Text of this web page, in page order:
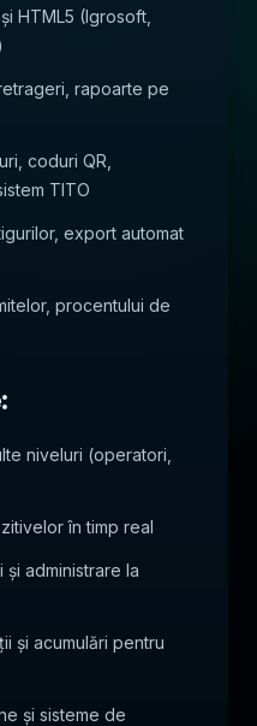
HTML5 (Igrosoft,
rapoarte pe
coduri QR,
TITO
export automat
procentului de
niveluri (operatori,
în timp real
și administrare la
și acumulări pentru
și sisteme de